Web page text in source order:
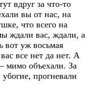
вдруг за что-то
вы от нас, на
что всего на
ждали вас, ждали, а
вот уж восьмая
все нет да нет. А
мимо объехали. За
прогневали